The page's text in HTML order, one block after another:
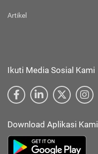
Artikel
Ikuti Media Sosial Kami
Download Aplikasi Kami